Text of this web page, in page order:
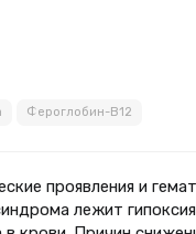
Фероглобин-В12
проявления и
лежит